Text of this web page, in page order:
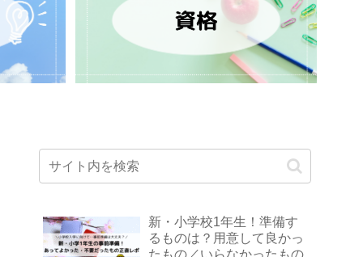
新・小学校1年生！準備す
るものは？用意して良かっ
たもの／いらなかったもの